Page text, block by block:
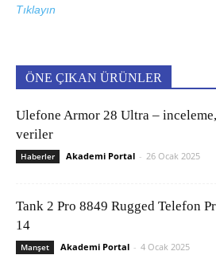
Tıklayın
ÖNE ÇIKAN ÜRÜNLER
Ulefone Armor 28 Ultra –
veriler
Haberler Akademi Portal - 26 Ocak 2025
Tank 2 Pro 8849 Rugged Telefon
14
Manşet Akademi Portal - 4 Ocak 2025